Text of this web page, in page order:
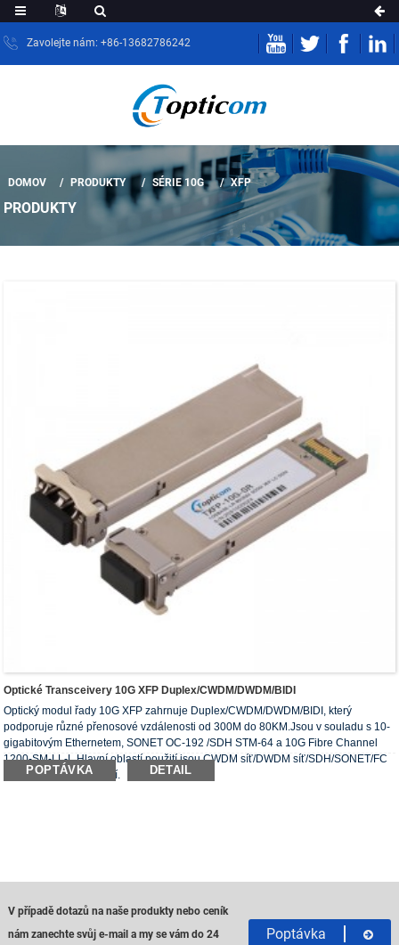
Zavolejte nám: +86-13682786242
DOMOV PRODUKTY SÉRIE 10G XFP
PRODUKTY
Optické Transceivery 10G XFP Duplex/CWDM/DWDM/BIDI
Optický modul řady 10G XFP zahrnuje Duplex/CWDM/DWDM/BIDI, který
podporuje různé přenosové vzdálenosti od 300M do 80KM.Jsou v souladu s 10-
gigabitovým Ethernetem, SONET OC-192 /SDH STM-64 a 10G Fibre Channel
1200-SM-LL-L.Hlavní oblastí použití jsou CWDM síť/DWDM síť/SDH/SONET/FC
přenos a další prostředí.
POPTÁVKA DETAIL
V případě dotazů na naše produkty nebo ceník
nám zanechte svůj e-mail a my se vám do 24
Poptávka